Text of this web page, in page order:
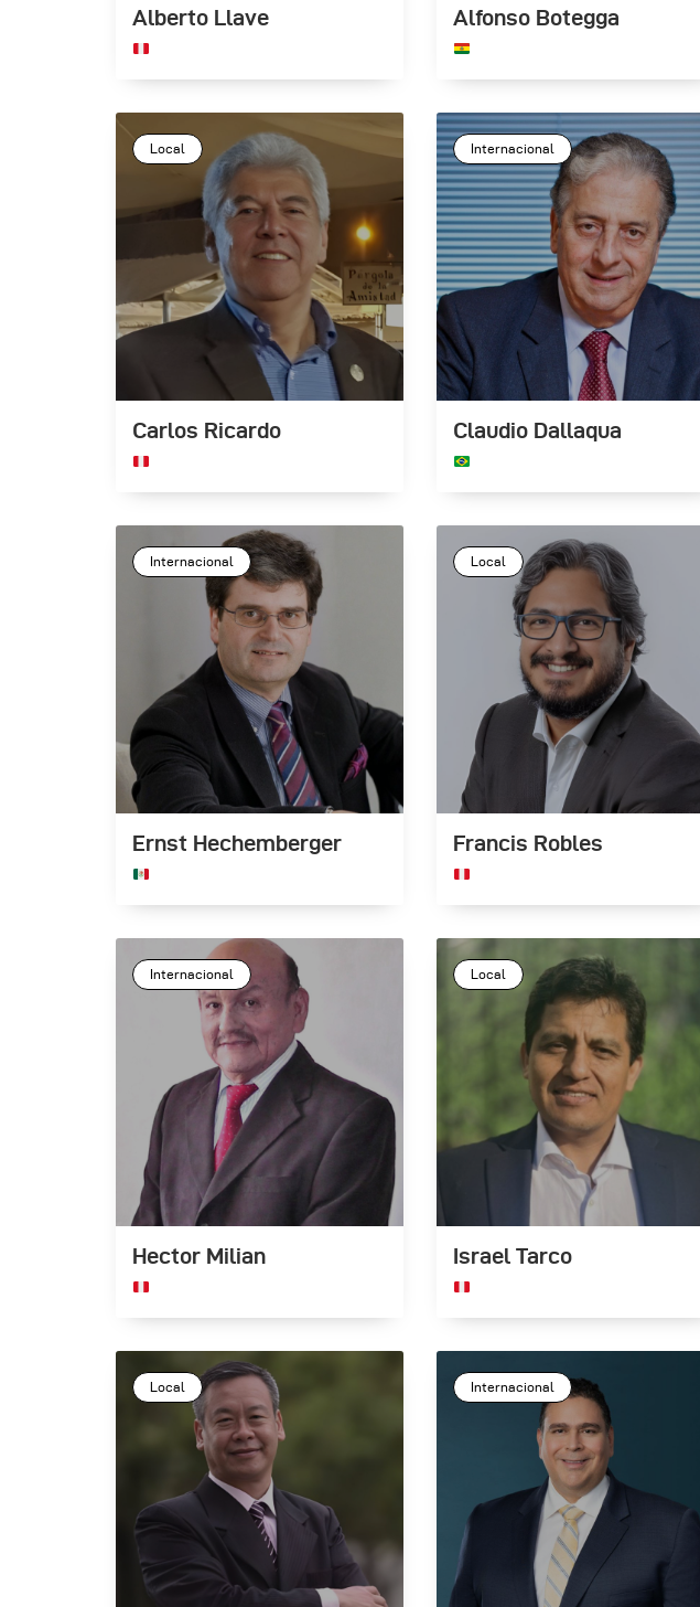
Alberto Llave Alfonso Botegga
Local
Carlos Ricardo
Internacional
Claudio Dallaqua
Internacional
Ernst Hechemberger
Local
Francis Robles
Internacional
Hector Milian
Local
Israel Tarco
Local Internacional